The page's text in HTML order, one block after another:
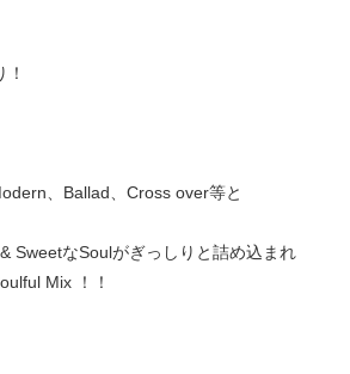
、Ballad、Cross over等と
SweetなSoulがぎっしりと詰め込まれ
Mix ！！